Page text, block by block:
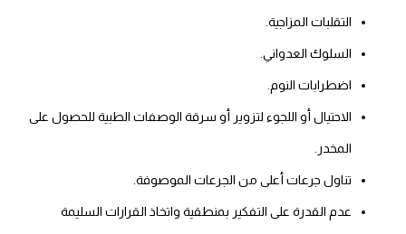
التقلبات المزاجية.
السلوك العدواني.
اضطرابات النوم.
الاحتيال أو اللجوء لتزوير أو سرقة الوصفات الطبية للحصول على
المخدر.
تناول جرعات أعلى من الجرعات الموصوفة.
عدم القدرة على التفكير بمنطقية واتخاذ القرارات السليمة